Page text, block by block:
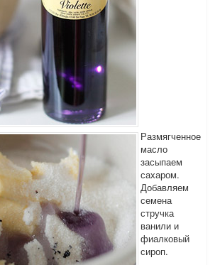
Размягченное
масло
засыпаем
сахаром.
Добавляем
семена
стручка
ванили и
фиалковый
сироп.